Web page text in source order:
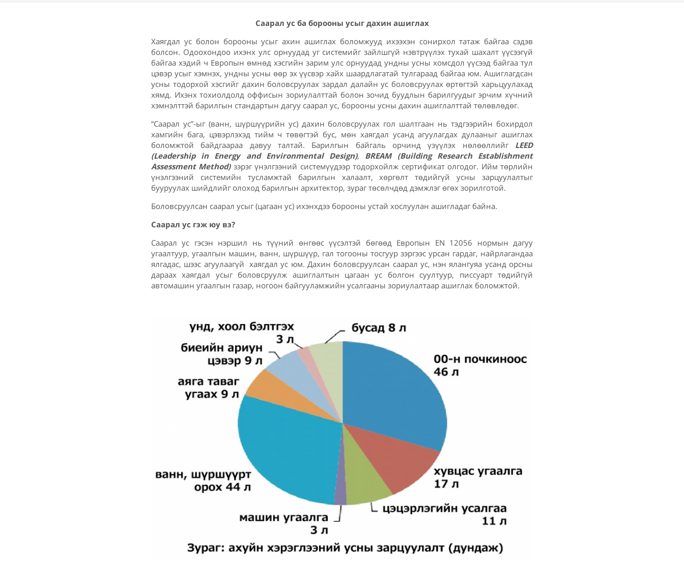
Саарал ус ба борооны усыг дахин ашиглах
Хаягдал ус болон борооны усыг ахин ашиглах боломжууд ихээхэн сонирхол татаж байгаа сэдэв
болсон. Одоохондоо ихэнх улс орнуудад уг системийг зайлшгүй нэвтрүүлэх тухай шахалт үүсээгүй
байгаа хэдий ч Европын өмнөд хэсгийн зарим улс орнуудад ундны усны хомсдол үүсээд байгаа тул
цэвэр усыг хэмнэх, ундны усны өөр эх үүсвэр хайх шаардлагатай тулгараад байгаа юм. Ашиглагдсан
усны тодорхой хэсгийг дахин боловсруулах зардал далайн ус боловсруулах өртөгтэй харьцуулахад
хямд. Ихэнх тохиолдолд оффисын зориулалттай болон зочид буудлын барилгуудыг эрчим хүчний
хэмнэлттэй барилгын стандартын дагуу саарал ус, борооны усны дахин ашиглалттай төлөвлөдөг.
“Саарал ус”-ыг (ванн, шүршүүрийн ус) дахин боловсруулах гол шалтгаан нь тэдгээрийн бохирдол
хамгийн бага, цэвэрлэхэд тийм ч төвөгтэй бус, мөн хаягдал усанд агуулагдах дулааныг ашиглах
боломжтой байдгаараа давуу талтай. Барилгын байгаль орчинд үзүүлэх нөлөөллийг LEED
(Leadership in Energy and Environmental Design), BREAM (Building Research Establishment
Assessment Method)зэрэг үнэлгээний системүүдээр тодорхойлж сертификат олгодог. Ийм төрлийн
үнэлгээний системийн тусламжтай барилгын халаалт, хөргөлт төдийгүй усны зарцуулалтыг
бууруулах шийдлийг олоход барилгын архитектор, зураг төсөлчдөд дэмжлэг өгөх зорилготой.
Боловсруулсан саарал усыг (цагаан ус) ихэнхдээ борооны устай хослуулан ашигладаг байна.
Саарал ус гэж юу вэ?
Саарал ус гэсэн нэршил нь түүний өнгөөс үүсэлтэй бөгөөд Европын EN 12056 нормын дагуу
угаалтуур, угаалгын машин, ванн, шүршүүр, гал тогооны тосгуур зэргээс урсан гардаг, найрлагандаа
ялгадас, шээс агуулаагүй хаягдал ус юм. Дахин боловсруулсан саарал ус, нэн ялангуяа усанд орсны
дараах хаягдал усыг боловсруулж ашиглалтын цагаан ус болгон суултуур, писсуарт төдийгүй
автомашин угаалгын газар, ногоон байгууламжийн усалгааны зориулалтаар ашиглах боломжтой.